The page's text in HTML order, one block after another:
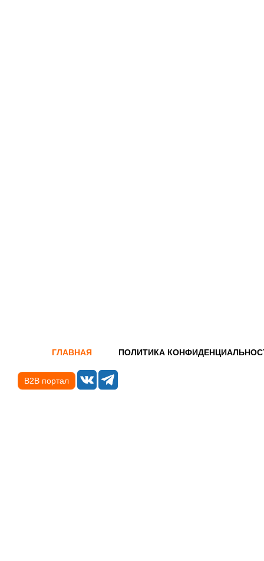
ГЛАВНАЯ ПОЛИТИКА
B2B портал